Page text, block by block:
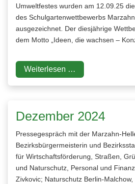
Umweltfestes wurden am 12.09.25
des Schulgartenwettbewerbs
ausgezeichnet. Der diesjährige
dem Motto „Ideen, die wachsen –
Weiterlesen …
Dezember 2024
Pressegespräch mit der Marzahn-
Bezirksbürgermeisterin und
für Wirtschaftsförderung, Straßen,
und Naturschutz, Personal und
Zivkovic; Naturschutz Berlin-